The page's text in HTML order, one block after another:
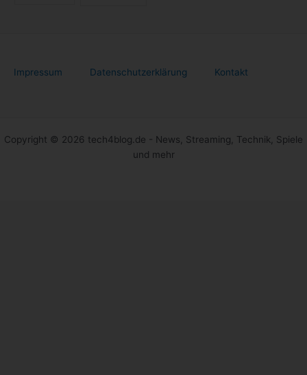
Impressum Datenschutzerklärung Kontakt
Copyright © 2026 tech4blog.de - News, Streaming, Technik, Spiele
und mehr